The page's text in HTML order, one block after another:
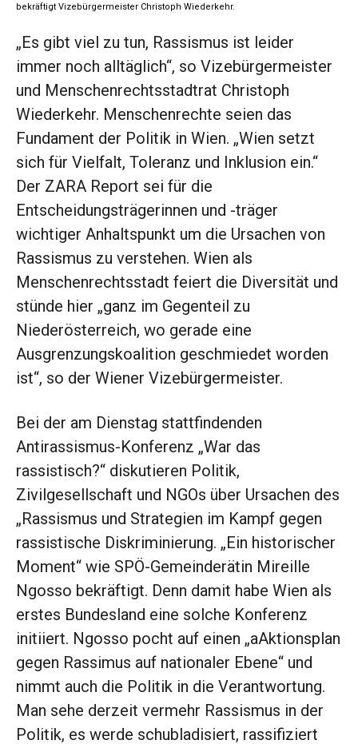
bekräftigt Vizebürgermeister Christoph Wiederkehr.
„Es gibt viel zu tun, Rassismus ist leider
immer noch alltäglich“, so Vizebürgermeister
und Menschenrechtsstadtrat Christoph
Wiederkehr. Menschenrechte seien das
Fundament der Politik in Wien. „Wien setzt
sich für Vielfalt, Toleranz und Inklusion ein.“
Der ZARA Report sei für die
Entscheidungsträgerinnen und -träger
wichtiger Anhaltspunkt um die Ursachen von
Rassismus zu verstehen. Wien als
Menschenrechtsstadt feiert die Diversität und
stünde hier „ganz im Gegenteil zu
Niederösterreich, wo gerade eine
Ausgrenzungskoalition geschmiedet worden
ist“, so der Wiener Vizebürgermeister.
Bei der am Dienstag stattfindenden
Antirassismus-Konferenz „War das
rassistisch?“ diskutieren Politik,
Zivilgesellschaft und NGOs über Ursachen des
„Rassismus und Strategien im Kampf gegen
rassistische Diskriminierung. „Ein historischer
Moment“ wie SPÖ-Gemeinderätin Mireille
Ngosso bekräftigt. Denn damit habe Wien als
erstes Bundesland eine solche Konferenz
initiiert. Ngosso pocht auf einen „aAktionsplan
gegen Rassimus auf nationaler Ebene“ und
nimmt auch die Politik in die Verantwortung.
Man sehe derzeit vermehr Rassismus in der
Politik, es werde schubladisiert, rassifiziert